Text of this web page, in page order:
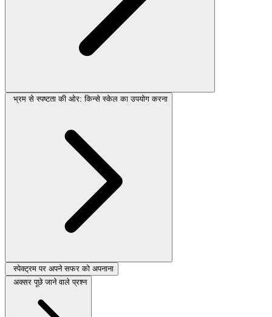
भ्रम से स्पष्टता की ओर: किन्से स्केल का उपयोग करना
स्पेक्ट्रम पर अपने सफर को अपनाना
अक्सर पूछे जाने वाले प्रश्न